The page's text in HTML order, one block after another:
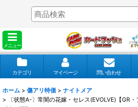
メニュー
カテゴリ マイページ 問い合わせ
ホーム > 傷アリ特価 > ナイトメア
>
〔状態A-〕常闇の花嫁・セレス(EVOLVE)【GR